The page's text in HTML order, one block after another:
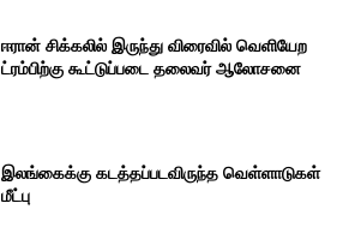
ஈரான் சிக்கலில் இருந்து விரைவில் வெளியேற
ட்ரம்பிற்கு கூட்டுப்படை தலைவர் ஆலோசனை
இலங்கைக்கு கடத்தப்படவிருந்த வெள்ளாடுகள்
மீட்பு